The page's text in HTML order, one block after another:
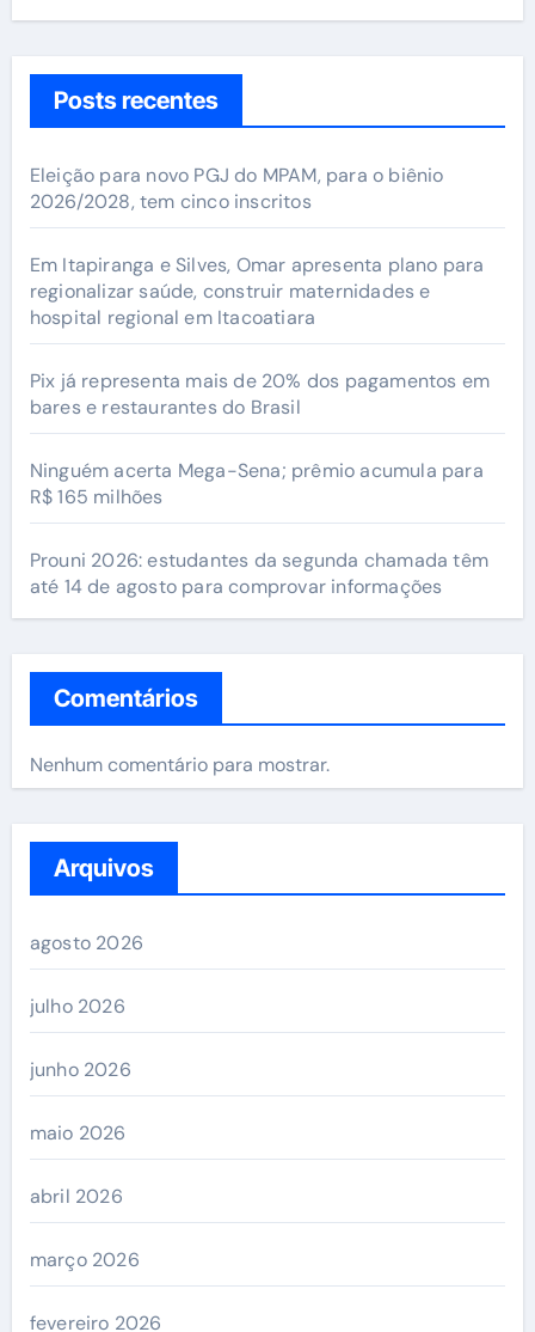
Posts recentes
Eleição para novo PGJ do MPAM, para o biênio
2026/2028, tem cinco inscritos
Em Itapiranga e Silves, Omar apresenta plano para
regionalizar saúde, construir maternidades e
hospital regional em Itacoatiara
Pix já representa mais de 20% dos pagamentos em
bares e restaurantes do Brasil
Ninguém acerta Mega-Sena; prêmio acumula para
R$ 165 milhões
Prouni 2026: estudantes da segunda chamada têm
até 14 de agosto para comprovar informações
Comentários
Nenhum comentário para mostrar.
Arquivos
agosto 2026
julho 2026
junho 2026
maio 2026
abril 2026
março 2026
fevereiro 2026